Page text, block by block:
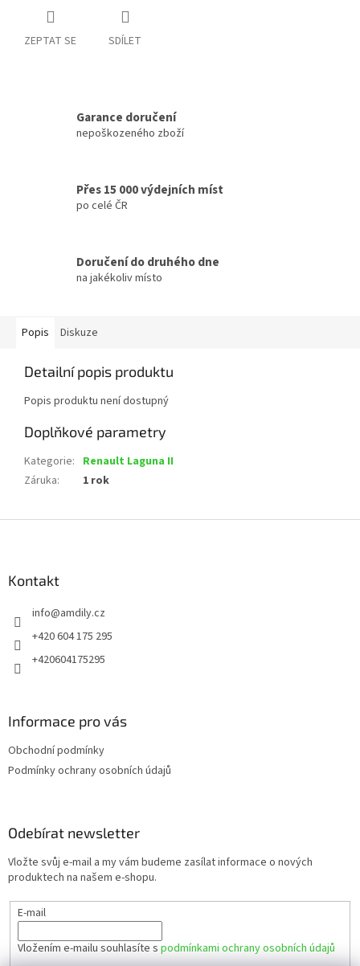
ZEPTAT SE SDÍLET
Garance doručení
nepoškozeného zboží
Přes 15 000 výdejních míst
po celé ČR
Doručení do druhého dne
na jakékoliv místo
Popis Diskuze
Detailní popis produktu
Popis produktu není dostupný
Doplňkové parametry
Kategorie: Renault Laguna II
Záruka: 1 rok
Kontakt
info@amdily.cz
+420 604 175 295
+420604175295
Informace pro vás
Obchodní podmínky
Podmínky ochrany osobních údajů
Odebírat newsletter
Vložte svůj e-mail a my vám budeme zasílat informace o nových
produktech na našem e-shopu.
E-mail
Vložením e-mailu souhlasíte s podmínkami ochrany osobních údajů